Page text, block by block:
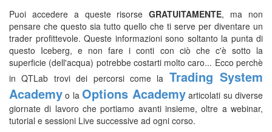
Puoi accedere a queste risorseGRATUITAMENTE, ma non
pensare che questo sia tutto quello che ti serve per diventare un
trader profittevole. Queste informazioni sono soltanto la punta di
questo Iceberg, e non fare i conti con ciò che c'è sotto la
superficie (dell'acqua) potrebbe costarti molto caro... Ecco perchè
in QTLab trovi dei percorsi come la Trading System
Academy o laOptions Academyarticolati su diverse
giornate di lavoro che portiamo avanti insieme, oltre a webinar,
tutorial e sessioni Live successive ad ogni corso.